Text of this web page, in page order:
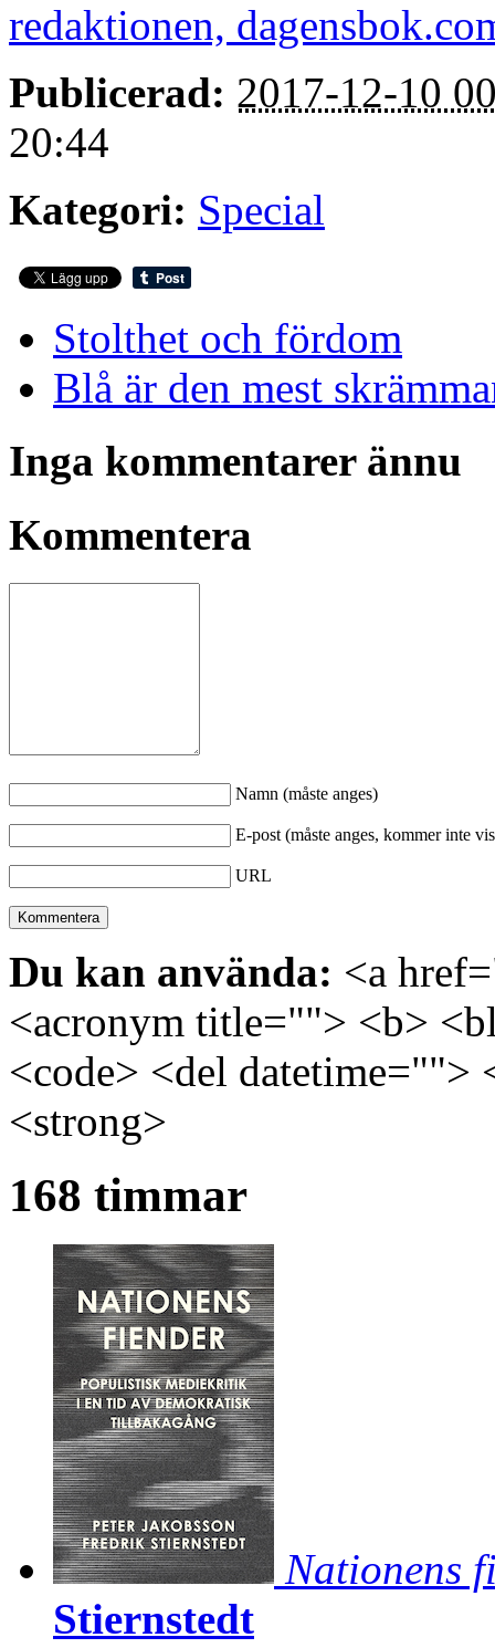
redaktionen,
Publicerad: 2017-12-10
20:44
Kategori: Special
Stolthet och fördom
Blå är den mest
Inga kommentarer ännu
Kommentera
Namn (måste anges)
E-post (måste anges, kommer inte
URL
Du kan använda: <a
<acronym title=""> <b>
<code> <del
<strong>
168 timmar
Nationens
Stiernstedt